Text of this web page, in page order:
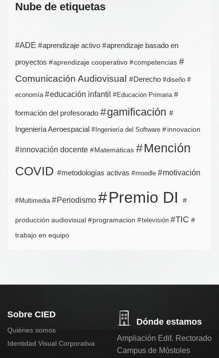
Nube de etiquetas
ADE aprendizaje activo aprendizaje basado en
proyectos
aprendizaje cooperativo competencias
Comunicación Audiovisual Derecho diseño
economía educación infantil Educación Primaria
formación del profesorado gamificación
Ingeniería Aeroespacial Ingeniería del Software innovacion
innovación docente Matemáticas
Mención
COVID
metodologías activas moodle motivación
Multimedia Periodismo Premio DI
producción audiovisual programacion televisión TIC
trabajo en equipo
Sobre CIED
Quiénes somos
Identidad Visual Corporativa
Dónde estamos
Ampliación Edif. Rectorado
Campus de Móstoles